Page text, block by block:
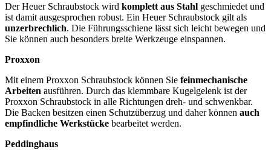
Der Heuer Schraubstock wird komplett aus Stahl geschmiedet und
ist damit ausgesprochen robust. Ein Heuer Schraubstock gilt als
unzerbrechlich. Die Führungsschiene lässt sich leicht bewegen und
Sie können auch besonders breite Werkzeuge einspannen.
Proxxon
Mit einem Proxxon Schraubstock können Sie feinmechanische
Arbeiten ausführen. Durch das klemmbare Kugelgelenk ist der
Proxxon Schraubstock in alle Richtungen dreh- und schwenkbar.
Die Backen besitzen einen Schutzüberzug und daher können auch
empfindliche Werkstücke bearbeitet werden.
Peddinghaus